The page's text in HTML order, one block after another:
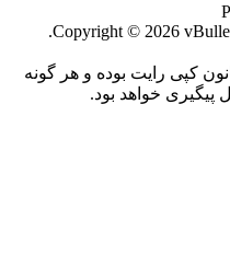
Copyright © 2026
کپی رایت بوده و هر گونه
پیگیری خواهد بود.